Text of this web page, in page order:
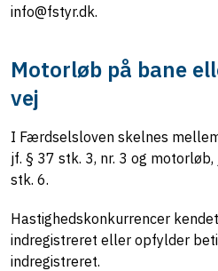
info@fstyr.dk.
Motorløb på bane
vej
I Færdselsloven skelnes
jf. § 37 stk. 3, nr. 3 og
stk. 6.
Hastighedskonkurrencer
indregistreret eller opfylder
indregistreret.